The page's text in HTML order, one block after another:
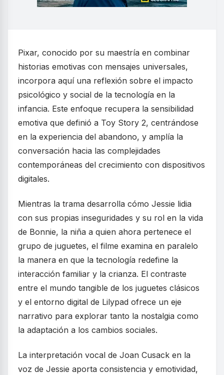
Pixar, conocido por su maestría en combinar
historias emotivas con mensajes universales,
incorpora aquí una reflexión sobre el impacto
psicológico y social de la tecnología en la
infancia. Este enfoque recupera la sensibilidad
emotiva que definió a Toy Story 2, centrándose
en la experiencia del abandono, y amplía la
conversación hacia las complejidades
contemporáneas del crecimiento con dispositivos
digitales.
Mientras la trama desarrolla cómo Jessie lidia
con sus propias inseguridades y su rol en la vida
de Bonnie, la niña a quien ahora pertenece el
grupo de juguetes, el filme examina en paralelo
la manera en que la tecnología redefine la
interacción familiar y la crianza. El contraste
entre el mundo tangible de los juguetes clásicos
y el entorno digital de Lilypad ofrece un eje
narrativo para explorar tanto la nostalgia como
la adaptación a los cambios sociales.
La interpretación vocal de Joan Cusack en la
voz de Jessie aporta consistencia y emotividad,